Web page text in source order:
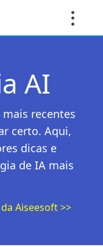
AI
recentes
certo. Aqui,
dicas e
de IA mais
Aiseesoft >>